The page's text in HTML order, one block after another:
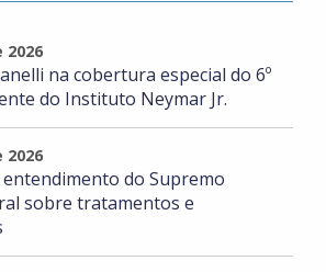
2026
na cobertura especial do 6º
do Instituto Neymar Jr.
2026
entendimento do Supremo
sobre tratamentos e